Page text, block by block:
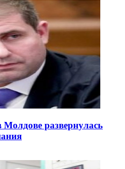
Молдове развернулась